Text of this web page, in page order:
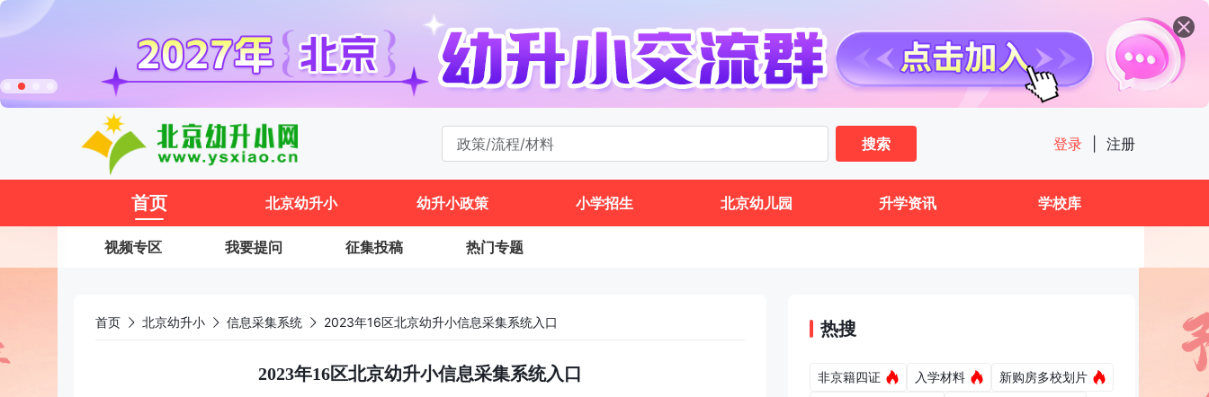
搜索
登录 注册
首页 北京幼升小 幼升小政策 小学招生 北京幼儿园 升学资讯 学校库
视频专区 我要提问 征集投稿 热门专题
首页 北京幼升小 信息采集系统 2023年16区北京幼升小信息采集系统入口
2023年16区北京幼升小信息采集系统入口
热搜
非京籍四证 入学材料
新购房多校划片